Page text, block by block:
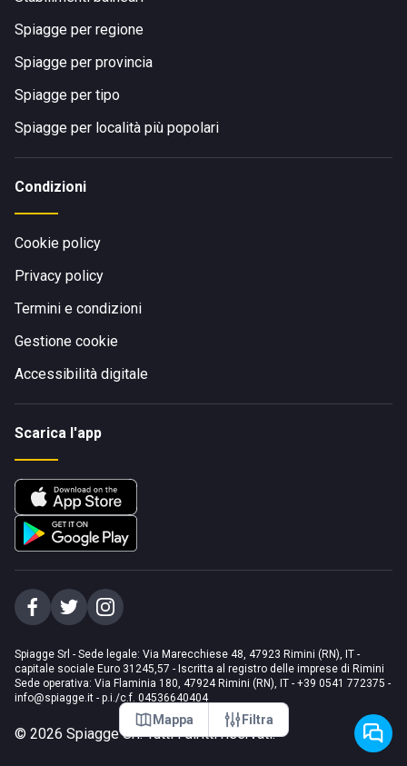
Mappa Filtra
Spiagge per regione
Spiagge per provincia
Spiagge per tipo
Spiagge per località più popolari
Condizioni
Cookie policy
Privacy policy
Termini e condizioni
Gestione cookie
Accessibilità digitale
Scarica l'app
Spiagge Srl - Sede legale: Via Marecchiese 48, 47923 Rimini (RN), IT -
capitale sociale Euro 31245,57 - Iscritta al registro delle imprese di Rimini
Sede operativa: Via Flaminia 180, 47924 Rimini (RN), IT - +39 0541 772375 -
info@spiagge.it - p.i./c.f. 04536640404
© 2026 Spiagge Srl. Tutti i diritti riservati.